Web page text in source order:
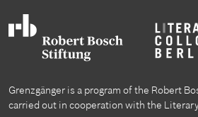
Grenzgänger is a program of the Robert
carried out in cooperation with the